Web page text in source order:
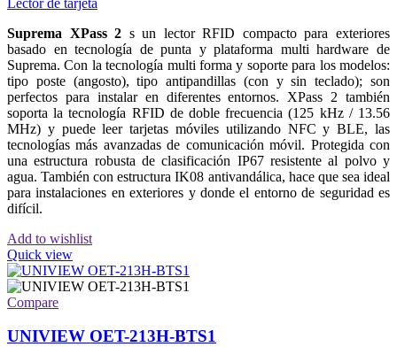
Suprema XPass 2 s un lector RFID compacto para exteriores
basado en tecnología de punta y plataforma multi hardware de
Suprema. Con la tecnología multi forma y soporte para los modelos:
tipo poste (angosto), tipo antipandillas (con y sin teclado); son
perfectos para instalar en diferentes entornos. XPass 2 también
soporta la tecnología RFID de doble frecuencia (125 kHz / 13.56
MHz) y puede leer tarjetas móviles utilizando NFC y BLE, las
tecnologías más avanzadas de comunicación móvil. Protegida con
una estructura robusta de clasificación IP67 resistente al polvo y
agua. También con estructura IK08 antivandálica, hace que sea ideal
para instalaciones en exteriores y donde el entorno de seguridad es
difícil.
Add to wishlist
Quick view
Compare
UNIVIEW OET-213H-BTS1